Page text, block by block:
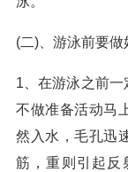
(二)、游泳前要做
1、在游泳之前一
不做准备活动马
然入水，毛孔迅
筋，重则引起反